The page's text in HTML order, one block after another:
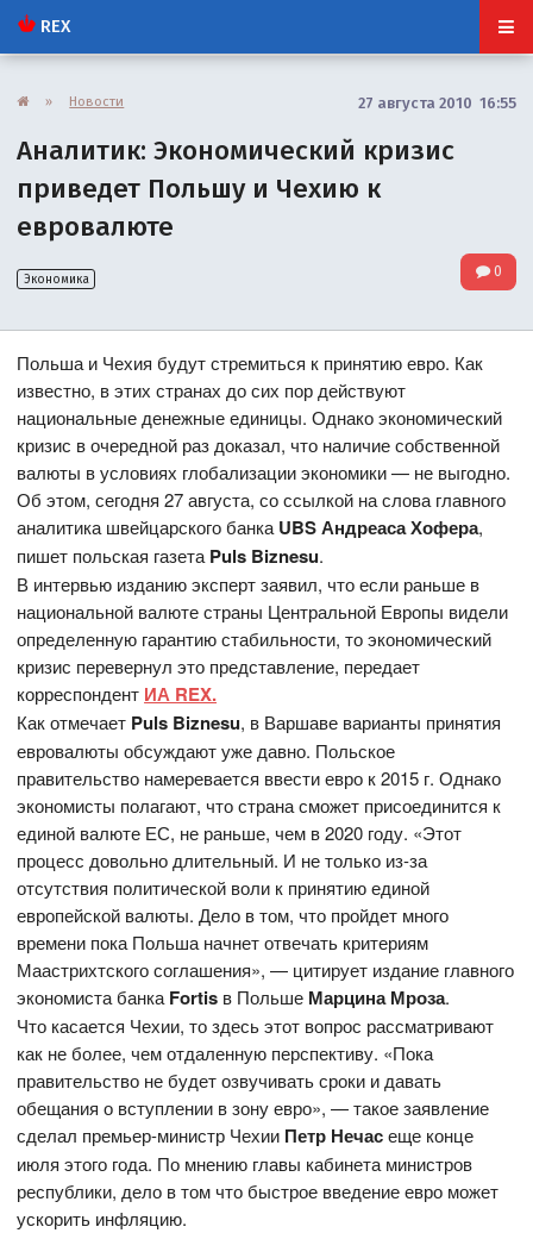
REX
» Новости 27 августа 2010 16:55
Аналитик: Экономический кризис
приведет Польшу и Чехию к
евровалюте
Экономика 0
Польша и Чехия будут стремиться к принятию евро. Как
известно, в этих странах до сих пор действуют
национальные денежные единицы. Однако экономический
кризис в очередной раз доказал, что наличие собственной
валюты в условиях глобализации экономики — не выгодно.
Об этом, сегодня 27 августа, со ссылкой на слова главного
аналитика швейцарского банкаUBSАндреаса Хофера,
пишет польская газетаPuls Biznesu.
В интервью изданию эксперт заявил, что если раньше в
национальной валюте страны Центральной Европы видели
определенную гарантию стабильности, то экономический
кризис перевернул это представление, передает
корреспондент ИА REX.
Как отмечает Puls Biznesu, в Варшаве варианты принятия
евровалюты обсуждают уже давно. Польское
правительство намеревается ввести евро к 2015 г. Однако
экономисты полагают, что страна сможет присоединится к
единой валюте ЕС, не раньше, чем в 2020 году. «Этот
процесс довольно длительный. И не только из-за
отсутствия политической воли к принятию единой
европейской валюты. Дело в том, что пройдет много
времени пока Польша начнет отвечать критериям
Маастрихтского соглашения», — цитирует издание главного
экономиста банкаFortis в Польше Марцина Мроза.
Что касается Чехии, то здесь этот вопрос рассматривают
как не более, чем отдаленную перспективу. «Пока
правительство не будет озвучивать сроки и давать
обещания о вступлении в зону евро», — такое заявление
сделал премьер-министр Чехии Петр Нечасеще конце
июля этого года. По мнению главы кабинета министров
республики, дело в том что быстрое введение евро может
ускорить инфляцию.